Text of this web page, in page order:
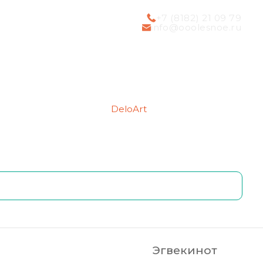
+7 (8182) 21 09 79
DeloArt
Эгвекинот